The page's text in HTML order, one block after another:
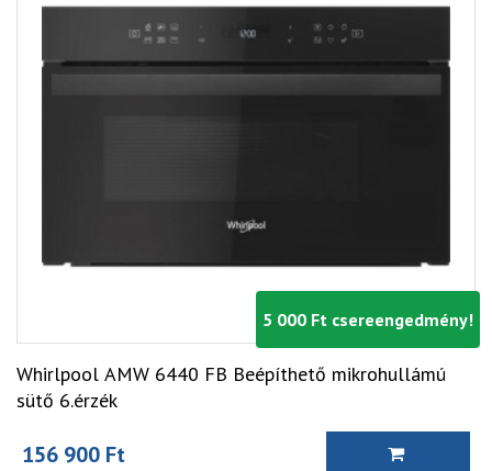
5 000 Ft csereengedmény!
Whirlpool AMW 6440 FB Beépíthető mikrohullámú
sütő 6.érzék
156 900 Ft